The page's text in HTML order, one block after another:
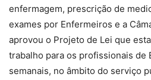
enfermagem, prescrição de
exames por Enfermeiros e a
aprovou o Projeto de Lei que
trabalho para os profissionais de
semanais, no âmbito do serviço